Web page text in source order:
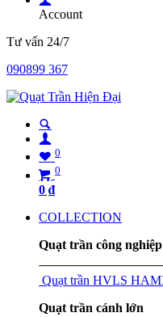
Account
Tư vấn 24/7
090899 367
0
0
0 ₫
COLLECTION
Quạt trần công nghiệp
Quạt trần HVLS
Quạt trần cánh lớn